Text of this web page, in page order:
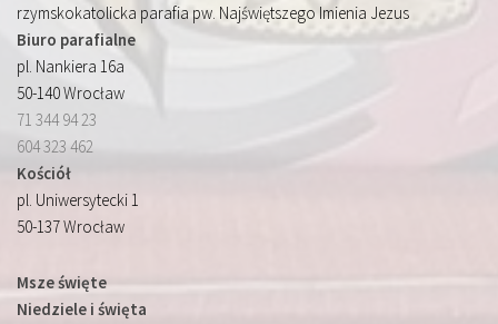
rzymskokatolicka parafia pw. Najświętszego Imienia Jezus
Biuro parafialne
pl. Nankiera 16a
50-140 Wrocław
71 344 94 23
604 323 462
Kościół
pl. Uniwersytecki 1
50-137 Wrocław
Msze święte
Niedziele i święta